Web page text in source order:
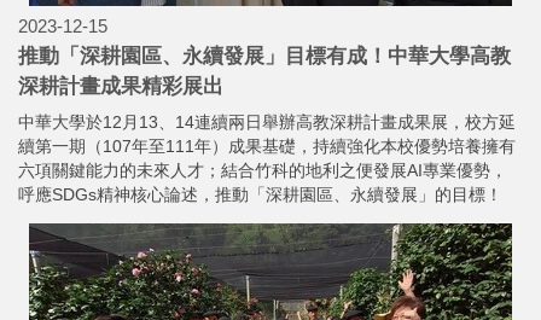
2023-12-15
推動「深耕園區、永續發展」目標有成！中華大學高教
深耕計畫成果精彩展出
中華大學於12月13、14連續兩日舉辦高教深耕計畫成果展，校方延
續第一期（107年至111年）成果基礎，持續強化本校優勢培養擁有
六項關鍵能力的未來人才；結合竹科的地利之便發展AI專業優勢，
呼應SDGs精神核心論述，推動「深耕園區、永續發展」的目標！